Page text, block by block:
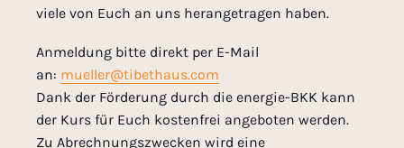
viele von Euch an uns herangetragen haben.
Anmeldung bitte direkt per E-Mail
an: mueller@tibethaus.com
Dank der Förderung durch die energie-BKK kann
der Kurs für Euch kostenfrei angeboten werden.
Zu Abrechnungszwecken wird eine